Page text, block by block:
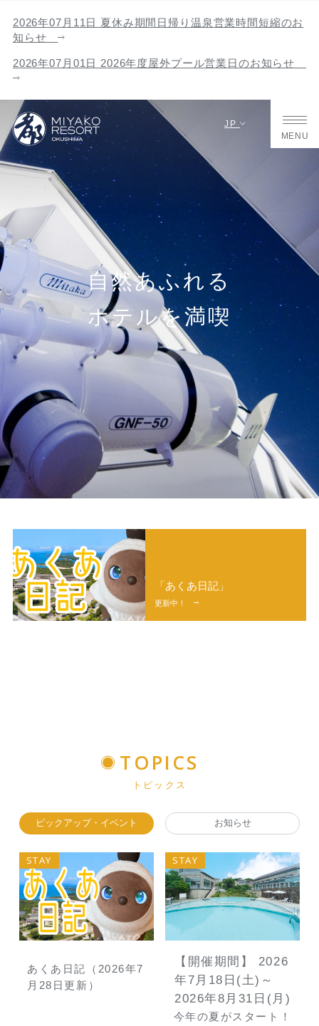
JP
MENU
自然あふれる
ホテルを満喫
2026年07月11日 夏休み期間日帰り温泉営業時間短縮のお
知らせ
2026年07月01日 2026年度屋外プール営業日のお知らせ
ご入会はこちら
詳細ページへ
ホテルでバーベキュー
詳細を見る
「あくあ日記」
更新中！
TOPICS
トピックス
ピックアップ・イベント お知らせ
STAY
あくあ日記（2026年7
月28日更新）
STAY
【開催期間】 2026
年7月18日(土)～
2026年8月31日(月)
今年の夏がスタート！